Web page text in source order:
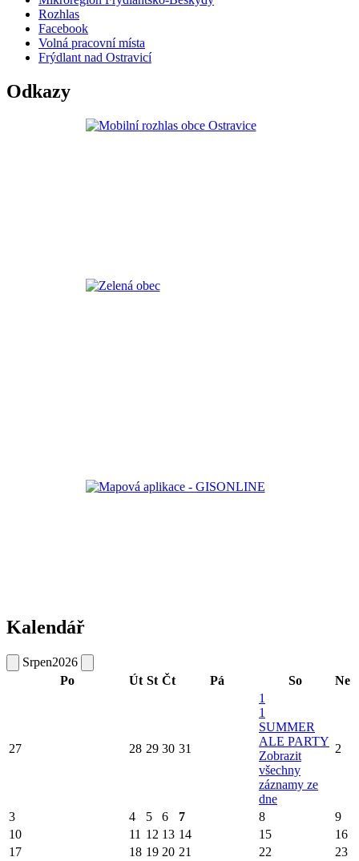
Rozhlas
Facebook
Volná pracovní místa
Frýdlant nad Ostravicí
Odkazy
Kalendář
Srpen2026
Po
Út St Čt Pá So Ne
27 28 29 30 31
1
1
SUMMER
ALE PARTY
Zobrazit
všechny
záznamy ze
dne
2
3 4 5 6 7 8
9
10
11 12 13 14 15
16
17
18 19 20 21 22 23